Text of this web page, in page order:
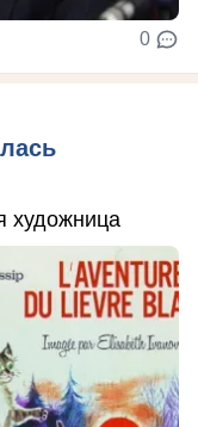
0
художница